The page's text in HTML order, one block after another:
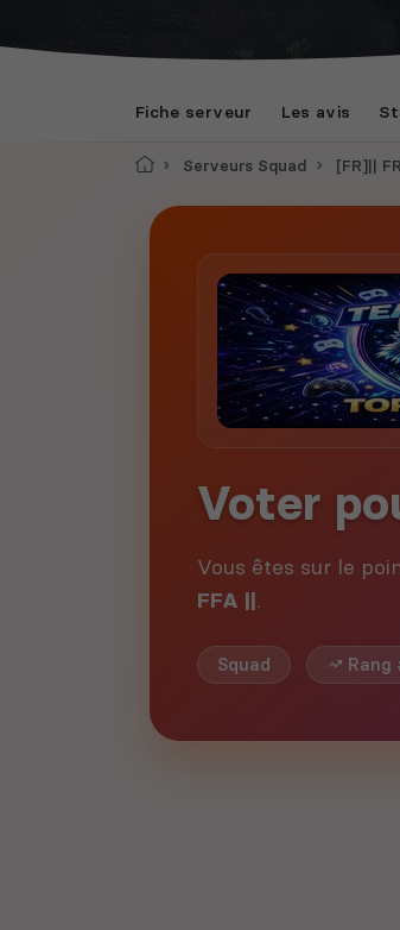
Fiche serveur Les avis
AccueilServeurs Squad [FR]||
Voter
Vous êtes sur le
FFA ||.
Squad Rang